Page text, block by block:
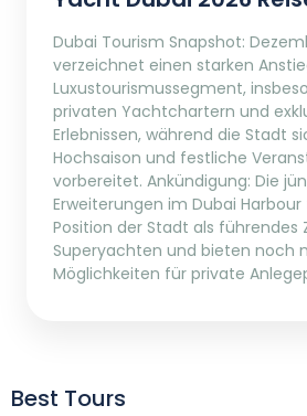
Dubai Tourism Snapshot:
verzeichnet einen starken
Luxustourismussegment,
privaten Yachtchartern und
Erlebnissen, während die Stadt
Hochsaison und festliche
vorbereitet. Ankündigung: Die
Erweiterungen im Dubai
Position der Stadt als führendes
Superyachten und bieten noch
Möglichkeiten für private
Best Tours